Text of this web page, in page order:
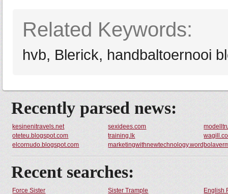
Related Keywords:
hvb, Blerick, handbaltoernooi
Recently parsed news:
kesinenitravels.net sexidees.com
oteteu.blogspot.com
training.lk
elcornudo.blogspot.com
Recent searches:
Force Sister Sister Trample English